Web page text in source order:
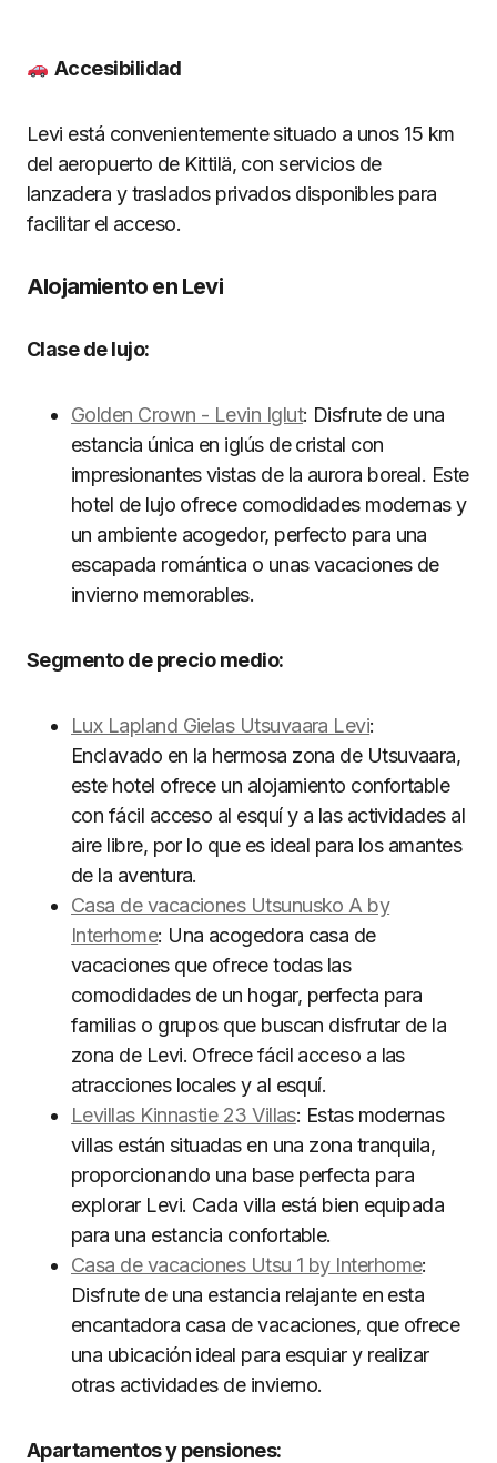
Accesibilidad
Levi está convenientemente situado a unos 15 km
del aeropuerto de Kittilä, con servicios de
lanzadera y traslados privados disponibles para
facilitar el acceso.
Alojamiento en Levi
Clase de lujo:
Golden Crown - Levin Iglut: Disfrute de una
estancia única en iglús de cristal con
impresionantes vistas de la aurora boreal. Este
hotel de lujo ofrece comodidades modernas y
un ambiente acogedor, perfecto para una
escapada romántica o unas vacaciones de
invierno memorables.
Segmento de precio medio:
Lux Lapland Gielas Utsuvaara Levi:
Enclavado en la hermosa zona de Utsuvaara,
este hotel ofrece un alojamiento confortable
con fácil acceso al esquí y a las actividades al
aire libre, por lo que es ideal para los amantes
de la aventura.
Casa de vacaciones Utsunusko A by
Interhome: Una acogedora casa de
vacaciones que ofrece todas las
comodidades de un hogar, perfecta para
familias o grupos que buscan disfrutar de la
zona de Levi. Ofrece fácil acceso a las
atracciones locales y al esquí.
Levillas Kinnastie 23 Villas: Estas modernas
villas están situadas en una zona tranquila,
proporcionando una base perfecta para
explorar Levi. Cada villa está bien equipada
para una estancia confortable.
Casa de vacaciones Utsu 1 by Interhome:
Disfrute de una estancia relajante en esta
encantadora casa de vacaciones, que ofrece
una ubicación ideal para esquiar y realizar
otras actividades de invierno.
Apartamentos y pensiones: